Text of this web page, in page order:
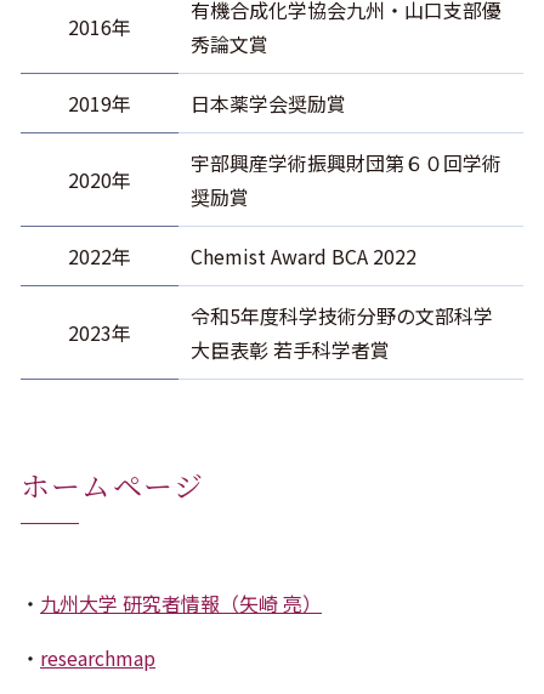
2016年
有機合成化学協会九州・山口支部優
秀論文賞
2019年 日本薬学会奨励賞
2020年
宇部興産学術振興財団第６０回学術
奨励賞
2022年 Chemist Award BCA 2022
2023年
令和5年度科学技術分野の文部科学
大臣表彰 若手科学者賞
ホームページ
九州大学 研究者情報（矢崎 亮）
researchmap